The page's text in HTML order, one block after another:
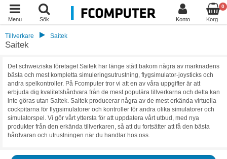
Menu Sök Konto
0
Korg
Tillverkare Saitek
Saitek
Det schweiziska företaget Saitek har länge stått bakom några av marknadens
bästa och mest kompletta simuleringsutrustning, flygsimulator-joysticks och
andra spelkontroller. På Fcomputer tror vi att en av våra uppgifter är att
erbjuda dig kvalitetshårdvara från de mest populära tillverkarna och detta kan
inte göras utan Saitek. Saitek producerar några av de mest erkända virtuella
cockpitarna för flygsimulatorer och kontroller för andra olika simulatorer och
simulatorspel. Vi gör vårt yttersta för att uppdatera vårt utbud, med nya
produkter från den erkända tillverkaren, så att du fortsätter att få den bästa
hårdvaran och utrustningen när du handlar hos oss.